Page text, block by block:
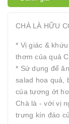
CHÀ LÀ HỮU
* Vị giác &
thơm của quả
* Sử dụng để
salad hoa quả,
của tương ớt
Chà là - với vị
trưng kín đáo